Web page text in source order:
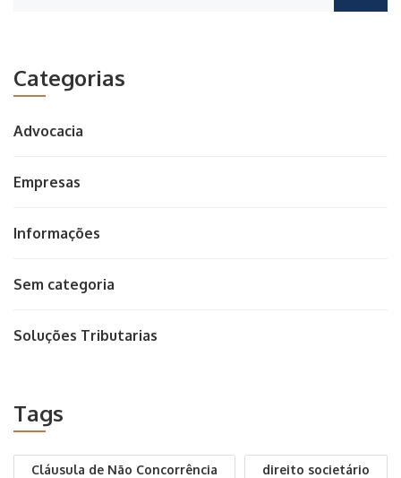
Categorias
Advocacia
Empresas
Informações
Sem categoria
Soluções Tributarias
Tags
Cláusula de Não Concorrência direito societário